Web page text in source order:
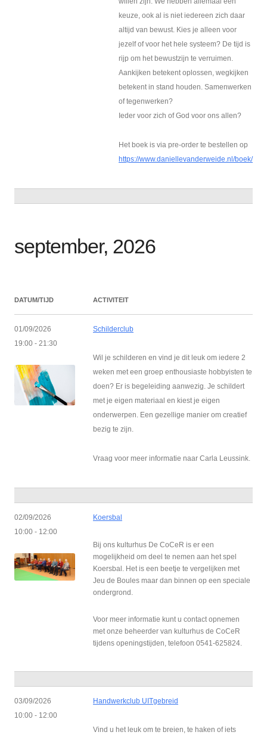
keuze, ook al is niet iedereen zich daar
altijd van bewust. Kies je alleen voor
jezelf of voor het hele systeem? De tijd is
rijp om het bewustzijn te verruimen.
Aankijken betekent oplossen, wegkijken
betekent in stand houden. Samenwerken
of tegenwerken?
Ieder voor zich of God voor ons allen?
Het boek is via pre-order te bestellen op
https://www.daniellevanderweide.nl/boek/
september, 2026
DATUM/TIJD ACTIVITEIT
01/09/2026
19:00 - 21:30
Schilderclub
Wil je schilderen en vind je dit leuk om iedere 2
weken met een groep enthousiaste hobbyisten te
doen? Er is begeleiding aanwezig. Je schildert
met je eigen materiaal en kiest je eigen
onderwerpen. Een gezellige manier om creatief
bezig te zijn.
Vraag voor meer informatie naar Carla Leussink.
02/09/2026
10:00 - 12:00
Koersbal
Bij ons kulturhus De CoCeR is er een
mogelijkheid om deel te nemen aan het spel
Koersbal. Het is een beetje te vergelijken met
Jeu de Boules maar dan binnen op een speciale
ondergrond.
Voor meer informatie kunt u contact opnemen
met onze beheerder van kulturhus de CoCeR
tijdens openingstijden, telefoon 0541-625824.
03/09/2026
10:00 - 12:00
Handwerkclub UITgebreid
Vind u het leuk om te breien, te haken of iets